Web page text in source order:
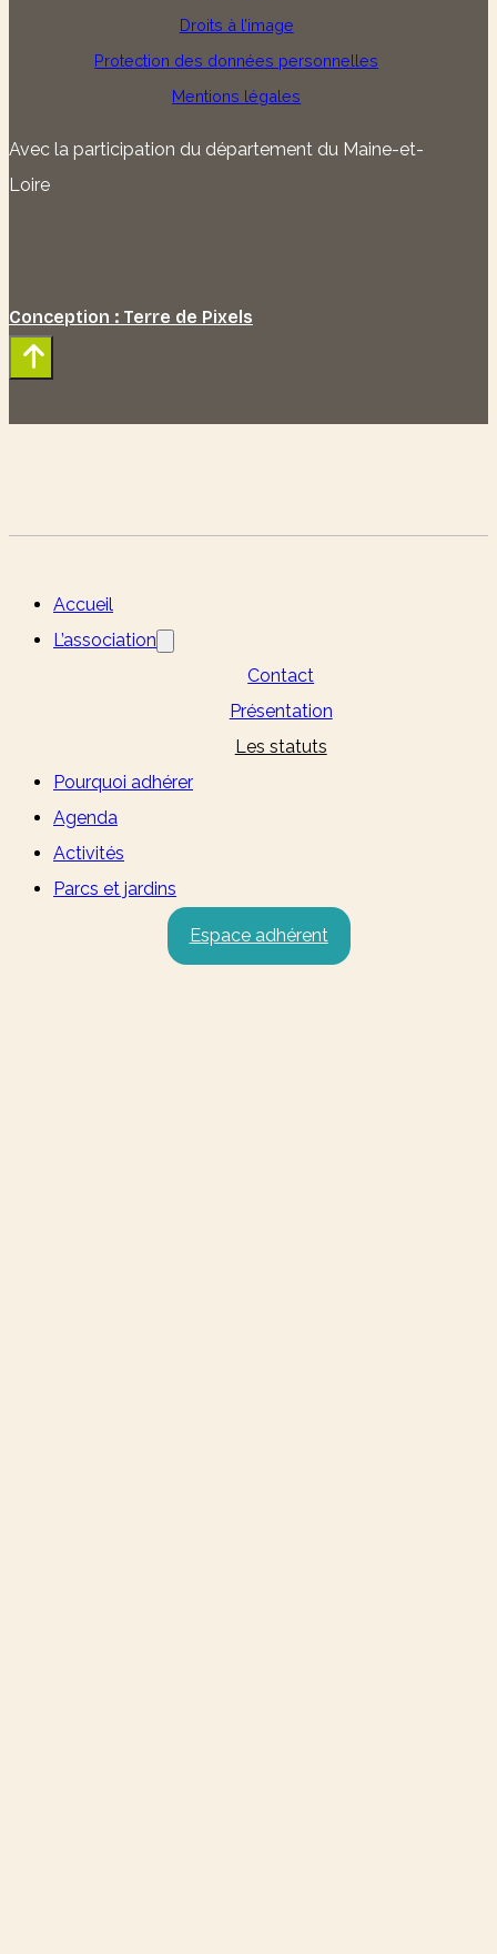
Droits à l’image
Protection des données personnelles
Mentions légales
Avec la participation du département du Maine-et-
Loire
Conception : Terre de Pixels
Accueil
L’association
Contact
Présentation
Les statuts
Pourquoi adhérer
Agenda
Activités
Parcs et jardins
Espace adhérent